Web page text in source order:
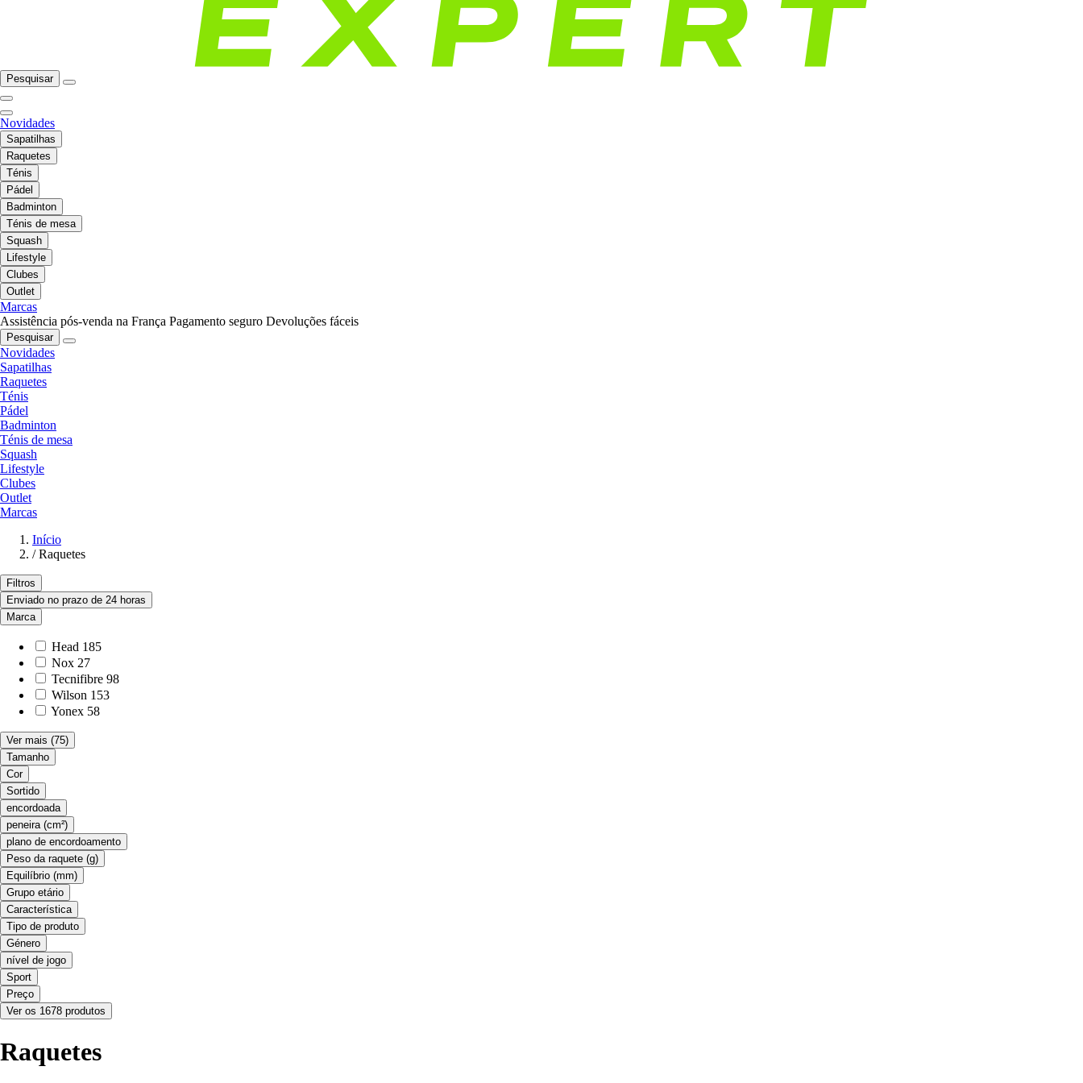
Pesquisar
Novidades
Sapatilhas
Raquetes
Ténis
Pádel
Badminton
Ténis de mesa
Squash
Lifestyle
Clubes
Outlet
Marcas
Assistência pós-venda na França Pagamento seguro Devoluções fáceis
Pesquisar
Novidades
Sapatilhas
Raquetes
Ténis
Pádel
Badminton
Ténis de mesa
Squash
Lifestyle
Clubes
Outlet
Marcas
Início
/ Raquetes
Filtros
Enviado no prazo de 24 horas
Marca
Head 185
Nox 27
Tecnifibre 98
Wilson 153
Yonex 58
Ver mais (75)
Tamanho
Cor
Sortido
encordoada
peneira (cm²)
plano de encordoamento
Peso da raquete (g)
Equilíbrio (mm)
Grupo etário
Característica
Tipo de produto
Género
nível de jogo
Sport
Preço
Ver os 1678 produtos
Raquetes